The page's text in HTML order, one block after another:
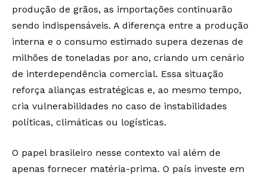
produção de grãos, as importações continuarão
sendo indispensáveis. A diferença entre a produção
interna e o consumo estimado supera dezenas de
milhões de toneladas por ano, criando um cenário
de interdependência comercial. Essa situação
reforça alianças estratégicas e, ao mesmo tempo,
cria vulnerabilidades no caso de instabilidades
políticas, climáticas ou logísticas.
O papel brasileiro nesse contexto vai além de
apenas fornecer matéria-prima. O país investe em